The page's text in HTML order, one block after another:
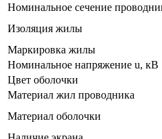
Номинальное сечение
Изоляция жилы
Маркировка жилы
Номинальное напряжение u, кВ
Цвет оболочки
Материал жил проводника
Материал оболочки